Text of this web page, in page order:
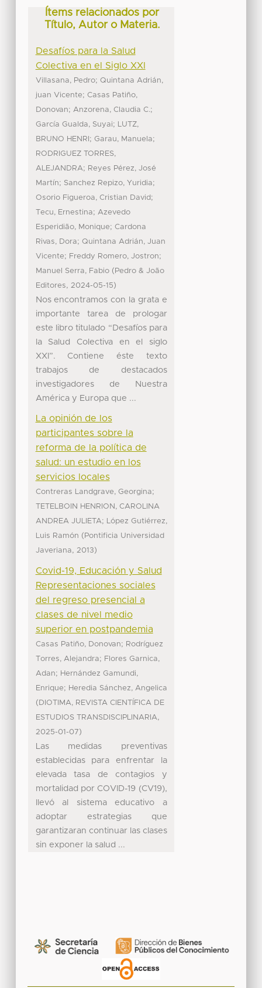
Ítems relacionados por
Título, Autor o Materia.
Desafíos para la Salud
Colectiva en el Siglo XXI
Villasana, Pedro; Quintana Adrián,
juan Vicente; Casas Patiño,
Donovan; Anzorena, Claudia C.;
García Gualda, Suyai; LUTZ,
BRUNO HENRI ; Garau, Manuela;
RODRIGUEZ TORRES,
ALEJANDRA; Reyes Pérez, José
Martín; Sanchez Repizo, Yuridia;
Osorio Figueroa, Cristian David;
Tecu, Ernestina; Azevedo
Esperidião, Monique; Cardona
Rivas, Dora; Quintana Adrián, Juan
Vicente; Freddy Romero, Jostron;
Manuel Serra, Fabio ( Pedro & João
Editores, 2024-05-15)
Nos encontramos con la grata e
importante tarea de prologar
este libro titulado “Desafíos para
la Salud Colectiva en el siglo
XXI”. Contiene éste texto
trabajos de destacados
investigadores de Nuestra
América y Europa que ...
La opinión de los
participantes sobre la
reforma de la política de
salud: un estudio en los
servicios locales
Contreras Landgrave, Georgina;
TETELBOIN HENRION, CAROLINA
ANDREA JULIETA; López Gutiérrez,
Luis Ramón ( Pontificia Universidad
Javeriana, 2013)
Covid-19, Educación y Salud
Representaciones sociales
del regreso presencial a
clases de nivel medio
superior en postpandemia
Casas Patiño, Donovan; Rodríguez
Torres, Alejandra; Flores Garnica,
Adan; Hernández Gamundi,
Enrique; Heredia Sánchez, Angelica
( DIOTIMA, REVISTA CIENTÍFICA DE
ESTUDIOS TRANSDISCIPLINARIA,
2025-01-07)
Las medidas preventivas
establecidas para enfrentar la
elevada tasa de contagios y
mortalidad por COVID-19 (CV19),
llevó al sistema educativo a
adoptar estrategias que
garantizaran continuar las clases
sin exponer la salud ...